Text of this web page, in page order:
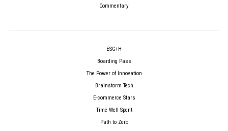
Commentary
ESG+H
Boarding Pass
The Power of Innovation
Brainstorm Tech
E-commerce Stars
Time Well Spent
Path to Zero